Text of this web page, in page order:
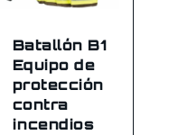
Batallón B1
Equipo de
protección
contra
incendios